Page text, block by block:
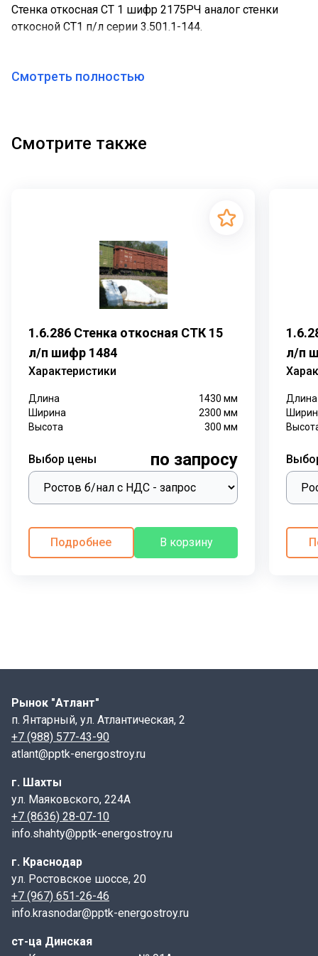
Стенка откосная СТ 1 шифр 2175РЧ аналог стенки
откосной СТ1 п/л серии 3.501.1-144.
Смотреть полностью
Смотрите также
1.6.286 Стенка откосная СТК 15
л/п шифр 1484
Характеристики
Длина 1430мм
Ширина
2300мм
Высота
300мм
Выбор цены по запросу
Подробнее В корзину
л/п
Длина
Рынок "Атлант"
п. Янтарный, ул. Атлантическая, 2
+7 (988) 577-43-90
atlant@pptk-energostroy.ru
г. Шахты
ул. Маяковского, 224А
+7 (8636) 28-07-10
info.shahty@pptk-energostroy.ru
г. Краснодар
ул. Ростовское шоссе, 20
+7 (967) 651-26-46
info.krasnodar@pptk-energostroy.ru
ст-ца Динская